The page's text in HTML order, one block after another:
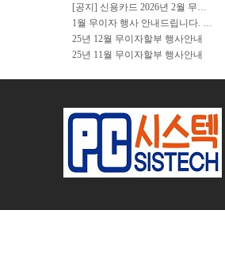
코어7
코어M
코어 울트라5
코어 울트라5(S3)
코어 울트라7
코어 울트라7(S3)
펜티엄
[공지] 신용카드 2026년 2월 무이자 행사 안내드립니다.
1월 무이자 행사 안내드립니다. (2026년 1월 1일 ~ 2026년 1월 31일)
25년 12월 무이자할부 행사안내
25년 11월 무이자할부 행사안내